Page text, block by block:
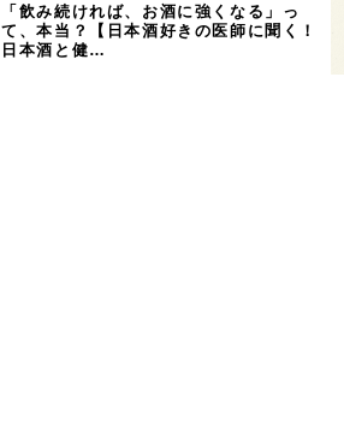
「飲み続ければ、お酒に強くなる」っ
て、本当？【日本酒好きの医師に聞く！
日本酒と健…